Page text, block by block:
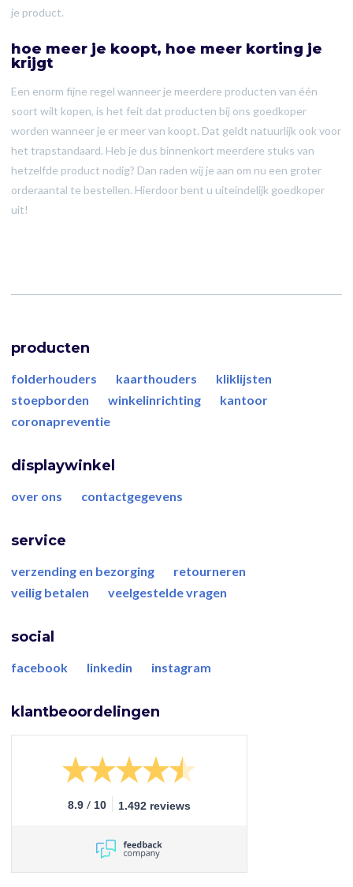
je product.
hoe meer je koopt, hoe meer korting je
krijgt
Een enorm fijne regel wanneer je meerdere producten van één
soort wilt kopen, is het feit dat producten bij ons goedkoper
worden wanneer je er meer van koopt. Dat geldt natuurlijk ook voor
het trapstandaard. Heb je dus binnenkort meerdere stuks van
hetzelfde product nodig? Dan raden wij je aan om nu een groter
orderaantal te bestellen. Hierdoor bent u uiteindelijk goedkoper
uit!
producten
folderhouders kaarthouders
kliklijsten
stoepborden
winkelinrichting
kantoor
coronapreventie
displaywinkel
over ons contactgegevens
service
verzending en bezorging
retourneren
veilig betalen
veelgestelde vragen
social
facebook linkedin instagram
klantbeoordelingen
8.9 / 10 1.492 reviews